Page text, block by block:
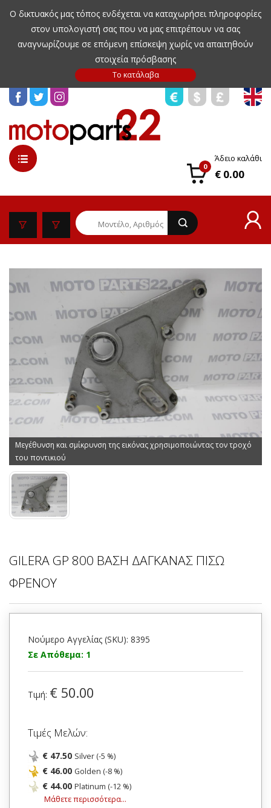
Ο δικτυακός μας τόπος ενδέχεται να καταχωρήσει πληροφορίες
στον υπολογιστή σας που να μας επιτρέπουν να σας
αναγνωρίζουμε σε επόμενη επίσκεψη χωρίς να απαιτηθούν
στοιχεία πρόσβασης
0
Άδειο καλάθι
€ 0.00
Μεγέθυνση και σμίκρυνση της εικόνας χρησιμοποιώντας τον τροχό
του ποντικιού
GILERA GP 800 ΒΑΣΗ ΔΑΓΚΑΝΑΣ ΠΙΣΩ
ΦΡΕΝΟΥ
Νούμερο Αγγελίας (SKU): 8395
Σε Απόθεμα: 1
Τιμή: € 50.00
Τιμές Μελών:
€ 47.50 Silver (-5 %)
€ 46.00 Golden (-8 %)
€ 44.00 Platinum (-12 %)
Μάθετε περισσότερα...